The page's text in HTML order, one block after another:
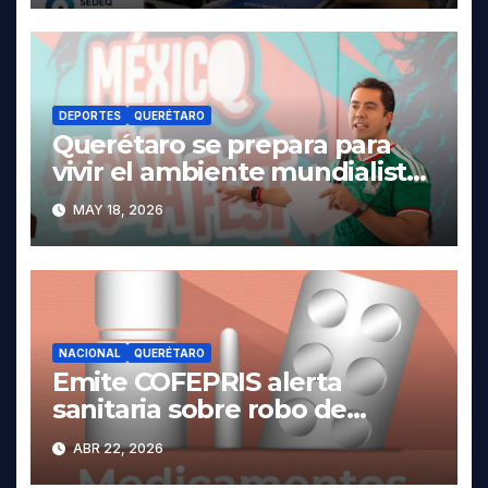
DEPORTES QUERÉTARO
Querétaro se prepara para
vivir el ambiente mundialista.
MAY 18, 2026
NACIONAL QUERÉTARO
Emite COFEPRIS alerta
sanitaria sobre robo de
medicamentos
ABR 22, 2026